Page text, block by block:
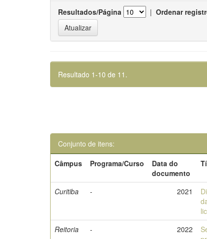
Resultados/Página | Ordenar
Resultado 1-10 de 11.
Conjunto de itens:
Câmpus
Programa/Curso
Data do
documento
Curitiba - 2021
Reitoria - 2022